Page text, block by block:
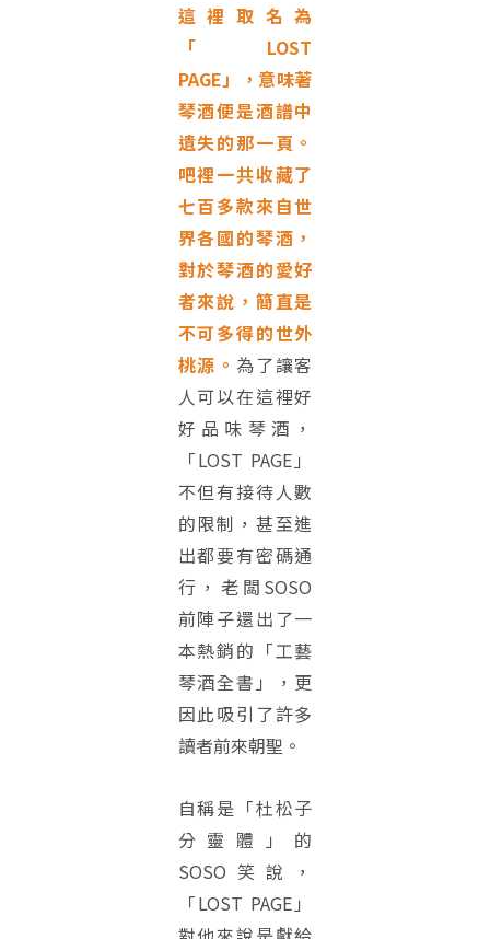
這裡取名為
「LOST
PAGE」，意味著
琴酒便是酒譜中
遺失的那一頁。
吧裡一共收藏了
七百多款來自世
界各國的琴酒，
對於琴酒的愛好
者來說，簡直是
不可多得的世外
桃源。 為了讓客
人可以在這裡好
好品味琴酒，
「LOST PAGE」
不但有接待人數
的限制，甚至進
出都要有密碼通
行，老闆SOSO
前陣子還出了一
本熱銷的「工藝
琴酒全書」，更
因此吸引了許多
讀者前來朝聖。
自稱是「杜松子
分靈體」的
SOSO笑說，
「LOST PAGE」